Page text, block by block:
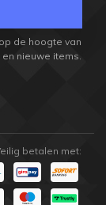
de hoogte van
nieuwe items.
betalen met: